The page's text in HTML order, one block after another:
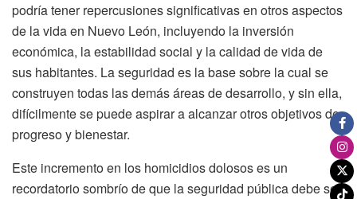
podría tener repercusiones significativas en otros aspectos
de la vida en Nuevo León, incluyendo la inversión
económica, la estabilidad social y la calidad de vida de
sus habitantes. La seguridad es la base sobre la cual se
construyen todas las demás áreas de desarrollo, y sin ella,
difícilmente se puede aspirar a alcanzar otros objetivos de
progreso y bienestar.
Este incremento en los homicidios dolosos es un
recordatorio sombrío de que la seguridad pública debe ser